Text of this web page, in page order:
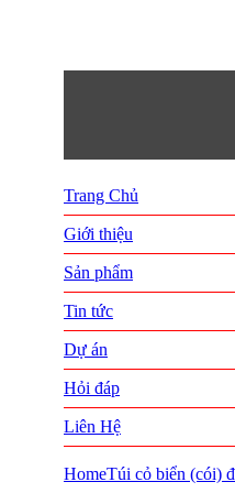
Trang Chủ
Giới thiệu
Sản phẩm
Tin tức
Dự án
Hỏi đáp
Liên Hệ
HomeTúi cỏ biển (cói)